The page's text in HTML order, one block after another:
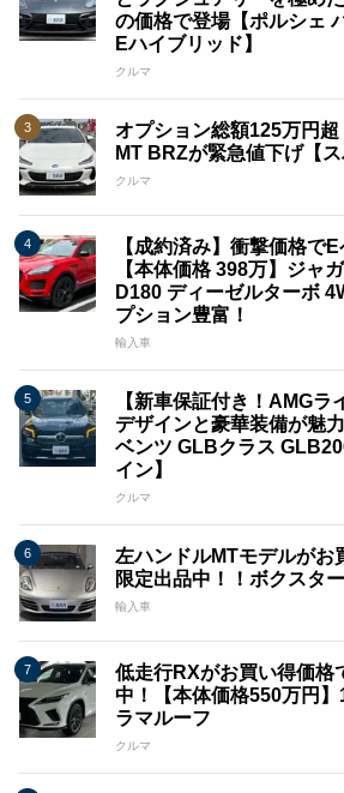
の価格で登場【ポルシェ
Eハイブリッド】
クルマ
オプション総額125万円
MT BRZが緊急値下げ【ス
クルマ
【成約済み】衝撃価格で
【本体価格 398万】ジャ
D180 ディーゼルターボ
プション豊富！
輸入車
【新車保証付き！AMGラ
デザインと豪華装備が魅
ベンツ GLBクラス
イン】
クルマ
左ハンドルMTモデルがお
限定出品中！！ボクスタ
輸入車
低走行RXがお買い得価格
中！【本体価格550万円
ラマルーフ
クルマ